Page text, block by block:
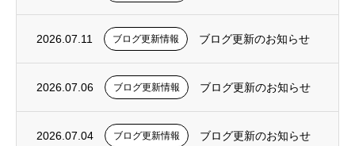
2026.07.11 ブログ更新情報 ブログ更新のお知らせ
2026.07.06 ブログ更新情報 ブログ更新のお知らせ
2026.07.04 ブログ更新情報 ブログ更新のお知らせ